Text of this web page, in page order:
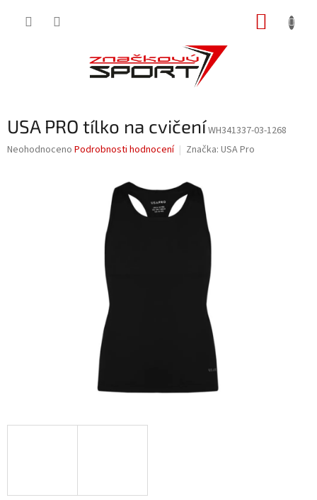
USA PRO tílko na cvičeníWH341337-03-1268
Průměrné
Neohodnoceno Podrobnosti hodnocení Značka: USA Pro